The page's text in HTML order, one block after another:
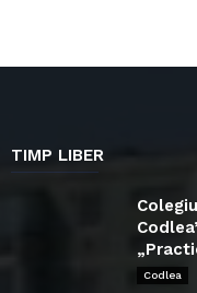
TIMP LIBER
Codlea